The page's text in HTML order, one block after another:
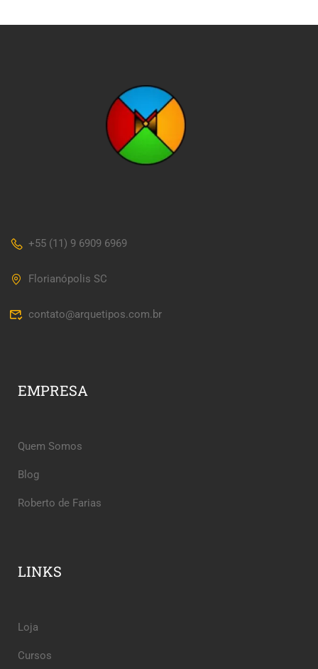
+55 (11) 9 6909 6969
Florianópolis SC
contato@arquetipos.com.br
EMPRESA
Quem Somos
Blog
Roberto de Farias
LINKS
Loja
Cursos